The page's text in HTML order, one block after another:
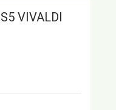
VIVALDI